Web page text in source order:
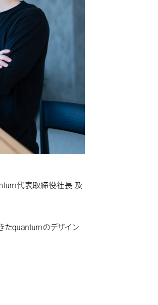
代表取締役社長 及
たquantumのデザイン